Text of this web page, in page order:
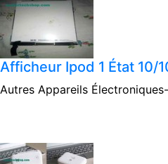
Afficheur Ipod 1 État 10/
Autres Appareils Électroniques-